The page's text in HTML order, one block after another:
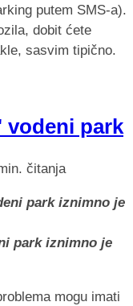
putem SMS-a).
dobit ćete
sasvim tipično.
vodeni park
čitanja
park iznimno je
mogu imati